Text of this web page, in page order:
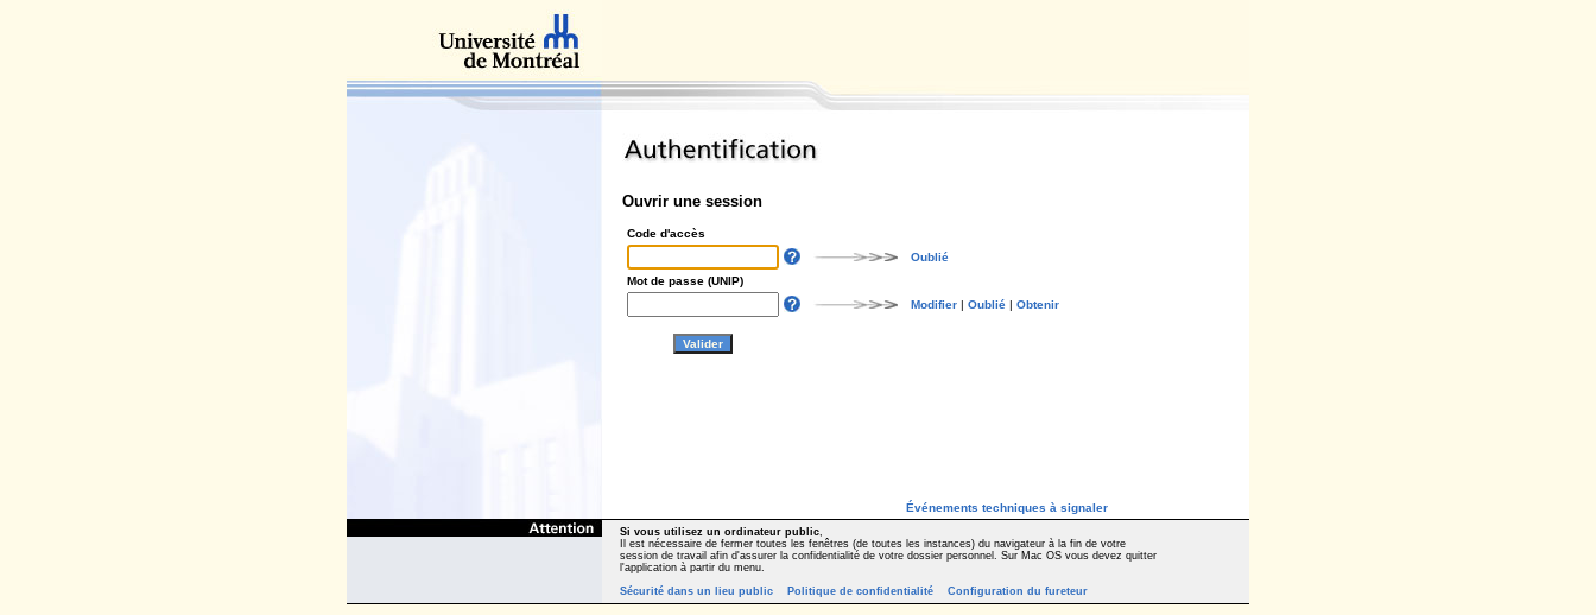
Ouvrir une session
Code d'accès
Oublié
Mot de passe (UNIP)
Modifier | Oublié | Obtenir
Événements techniques à signaler
Si vous utilisez un ordinateur public,
Il est nécessaire de fermer toutes les fenêtres (de toutes les instances) du navigateur à la fin de votre
session de travail afin d'assurer la confidentialité de votre dossier personnel. Sur Mac OS vous devez quitter
l'application à partir du menu.
Sécurité dans un lieu public
Politique de confidentialité Configuration du fureteur